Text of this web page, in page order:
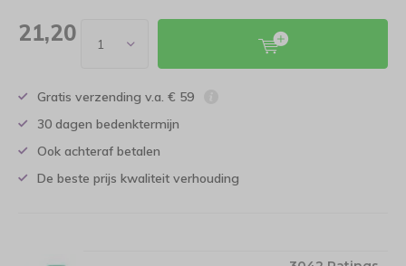
21,20
Gratis verzending v.a. € 59
30 dagen bedenktermijn
Ook achteraf betalen
De beste prijs kwaliteit verhouding